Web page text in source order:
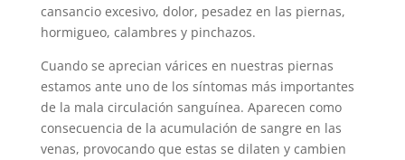
cansancio excesivo, dolor, pesadez en las piernas,
hormigueo, calambres y pinchazos.
Cuando se aprecian várices en nuestras piernas
estamos ante uno de los síntomas más importantes
de la mala circulación sanguínea. Aparecen como
consecuencia de la acumulación de sangre en las
venas, provocando que estas se dilaten y cambien